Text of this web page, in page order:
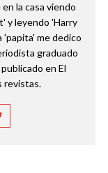
la casa viendo
y leyendo 'Harry
'papita' me dedico
graduado
en El
revistas.